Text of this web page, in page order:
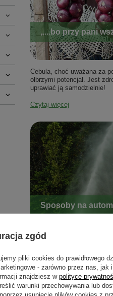
„...bo przy pani
Cebula, choć uważana za
olbrzymi potencjał. Jest
uprawiać ją samodzielnie!
Czytaj więcej
Sposoby na
nasz czas, jak i przede
Czytaj więcej
zgód
pliki cookies do prawidłowego
- zarówno przez nas,
znajdziesz w polityce
warunki przechowywania lub
usunięcie plików cookies z